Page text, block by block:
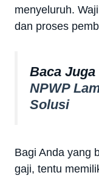
menyeluruh.
dan proses
Baca Juga
NPWP
Solusi
Bagi Anda yang
gaji, tentu